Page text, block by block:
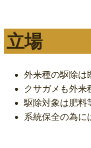
立場
外来種の駆除は
クサガメも外来
駆除対象は肥料
系統保全の為に